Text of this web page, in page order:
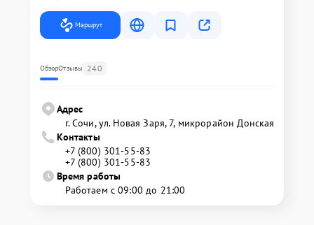
Маршрут
ОбзорОтзывы 240
Адрес
г. Сочи, ул. Новая Заря, 7, микрорайон Донская
Контакты
+7 (800) 301-55-83
+7 (800) 301-55-83
Время работы
Работаем с 09:00 до 21:00